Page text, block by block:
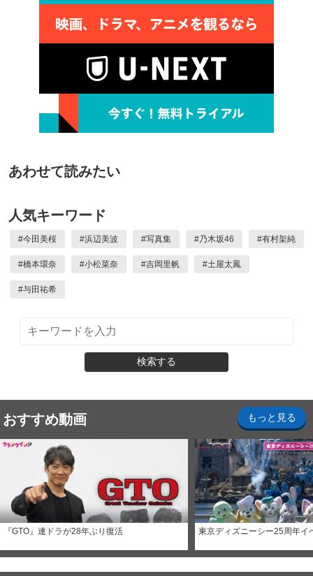
あわせて読みたい
人気キーワード
#今田美桜 #浜辺美波 #写真集 #乃木坂46 #有村架純
#橋本環奈 #小松菜奈 #吉岡里帆 #土屋太鳳
#与田祐希
検索する
おすすめ動画 もっと見る
『GTO』連ドラが28年ぶり復活 東京ディズニーシー25周年イ